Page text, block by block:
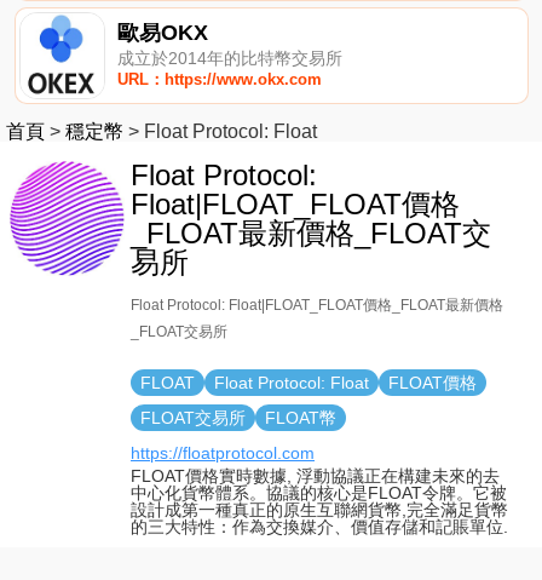
歐易OKX
成立於2014年的比特幣交易所
URL：https://www.okx.com
首頁 > 穩定幣 > Float Protocol: Float
Float Protocol:
Float|FLOAT_FLOAT價格
_FLOAT最新價格_FLOAT交
易所
Float Protocol: Float|FLOAT_FLOAT價格_FLOAT最新價格
_FLOAT交易所
FLOAT Float Protocol: Float
FLOAT價格
FLOAT交易所
FLOAT幣
https://floatprotocol.com
FLOAT價格實時數據, 浮動協議正在構建未來的去
中心化貨幣體系。協議的核心是FLOAT令牌。它被
設計成第一種真正的原生互聯網貨幣,完全滿足貨幣
的三大特性：作為交換媒介、價值存儲和記賬單位.